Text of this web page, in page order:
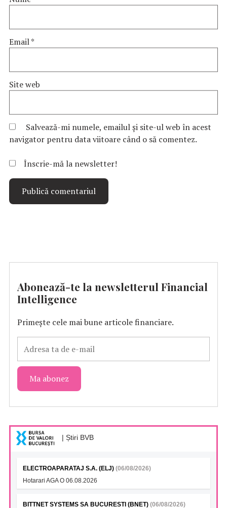
Email*
Site web
Salvează-mi numele, emailul și site-ul web în acest
navigator pentru data viitoare când o să comentez.
Înscrie-mă la newsletter!
Abonează-te la newsletterul Financial
Intelligence
Primește cele mai bune articole financiare.
| Știri BVB
ELECTROAPARATAJ S.A. (ELJ) (06/08/2026)
Hotarari AGA O 06.08.2026
BITTNET SYSTEMS SA BUCURESTI (BNET) (06/08/2026)